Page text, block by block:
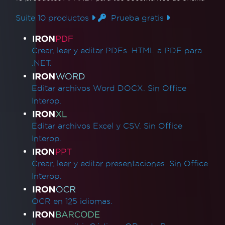
IronPDF - los hipervínculos _blank en un
PDF se abren en la misma pestaña del
Versiones de archivo PDF
IronPdf.Slim
IronPdf.Linux
IronPdf.Native.UpdatedChrome
El PDF difiere de la vista previa de
impresión de Chrome
Incompatibilidad de ensamblaje después de
la actualización de versión
Redimensionar, extender, transformar
Mezcla de versiones de productos Iron
WCAG y PDF/UA
Saltos de Página CSS
Rendimiento de UpdatedChrome
MaxHeight en encabezados y pies de página
Gasto de renderizado HTML
Suite 10 productos Prueba gratis
Enlaces de productos
Crear, leer y editar PDFs. HTML a PDF para
.NET.
Editar archivos Word DOCX. Sin Office
Interop.
Editar archivos Excel y CSV. Sin Office
Interop.
Crear, leer y editar presentaciones. Sin Office
Interop.
OCR en 125 idiomas.